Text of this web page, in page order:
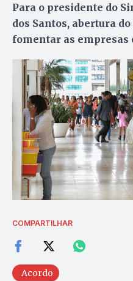
Para o presidente do
dos Santos, abertura
fomentar as empresas
COMPARTILHAR
Acordo